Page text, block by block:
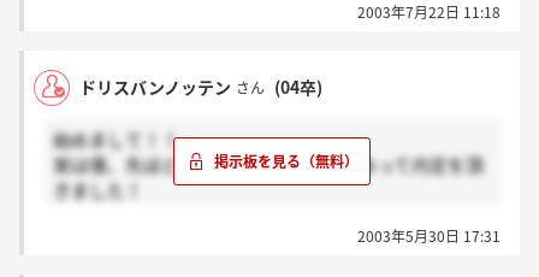
ウェーブさんをおしえてもらったのもワイキューブ
本当に感謝してるねん。
もしよかったらいま就職コンパスで
↓
■関西学生限定【就職情報ステーション】開設！
関西学生の皆さん、お待たせいたしました！
ついに関西学生限定の【就職情報ステーション】を開
阪神最高ですね！！6月に一回巨人戦を観に行きまし
に、私も頑張ります！！
結局、最後の居酒屋面接でダメでした。
技術職として（半分技術営業職）他社にお世話になる
やはり建築士の資格（建築の仕事と認定される実務労
働2年が受験に必要で）をとりたいですし。
リフォーム営業はそれからにしようかと。
2003年7月22日 11:18
ドリスバンノッテン さん (04卒)
始めまして！！
実は僕、先ほどウェーブさんから電話あって内定を頂
きました！
内定を頂いた方は、ウェーブで働くの決めました？？
2003年5月30日 17:31